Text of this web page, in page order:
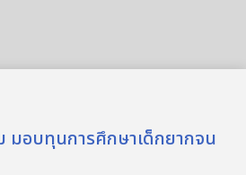
มอบทุนการศึกษาเด็กยากจน